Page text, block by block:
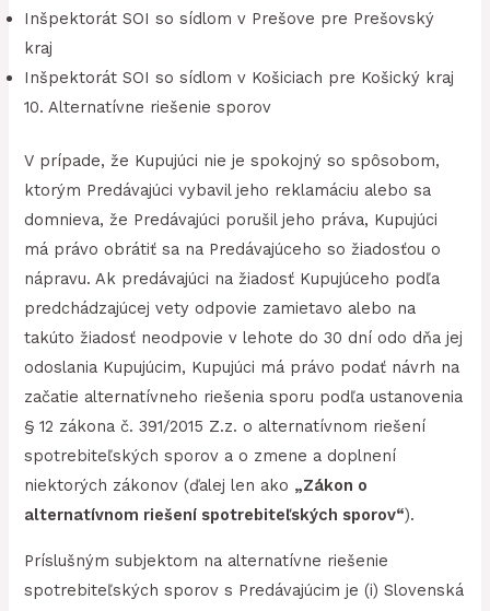
Inšpektorát SOI so sídlom v Prešove pre Prešovský
kraj
Inšpektorát SOI so sídlom v Košiciach pre Košický kraj
10. Alternatívne riešenie sporov
V prípade, že Kupujúci nie je spokojný so spôsobom,
ktorým Predávajúci vybavil jeho reklamáciu alebo sa
domnieva, že Predávajúci porušil jeho práva, Kupujúci
má právo obrátiť sa na Predávajúceho so žiadosťou o
nápravu. Ak predávajúci na žiadosť Kupujúceho podľa
predchádzajúcej vety odpovie zamietavo alebo na
takúto žiadosť neodpovie v lehote do 30 dní odo dňa jej
odoslania Kupujúcim, Kupujúci má právo podať návrh na
začatie alternatívneho riešenia sporu podľa ustanovenia
§ 12 zákona č. 391/2015 Z.z. o alternatívnom riešení
spotrebiteľských sporov a o zmene a doplnení
niektorých zákonov (ďalej len ako „Zákon o
alternatívnom riešení spotrebiteľských sporov“).
Príslušným subjektom na alternatívne riešenie
spotrebiteľských sporov s Predávajúcim je (i) Slovenská